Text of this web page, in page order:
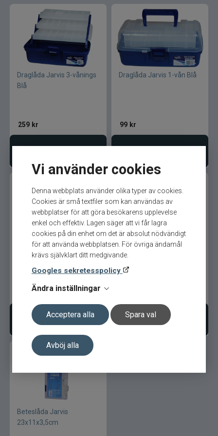
Vi använder cookies
Denna webbplats använder olika typer av cookies.
Cookies är små textfiler som kan användas av
webbplatser för att göra besökarens upplevelse
enkel och effektiv. Lagen säger att vi får lagra
cookies på din enhet om det är absolut nödvändigt
för att använda webbplatsen. För övriga ändamål
krävs självklart ditt medgivande.
Googles sekretesspolicy
Ändra inställningar
Acceptera alla Spara val
Avböj alla
Blue fox skeddrag
Böjda spön
Berkley
Blue fox Vibrax
Cotton Cordell
CWC
Cisco Kid
Darts
Drennan
Eastfields Lures
Draglåda Jarvis 3-vånings
Blå
259 kr
Draglåda Jarvis 1-vån Blå
99 kr
Beteslåda Jarvis
35x22x5cm
kr
Lägg i varukorgen
Beteslåda Jarvis
27x18x5cm
Lägg i varukorgen
Beteslåda Jarvis
23x11x3,5cm